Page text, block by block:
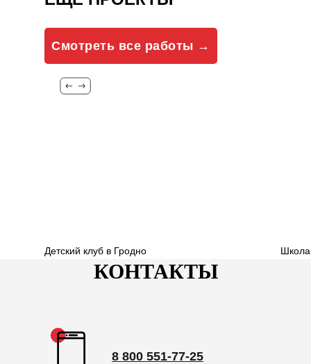
Смотреть все работы →
Детский клуб в Гродно Школа
КОНТАКТЫ
8 800 551-77-25